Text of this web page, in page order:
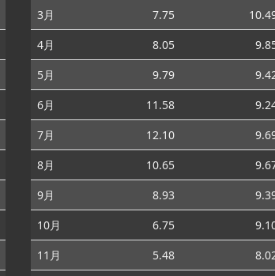
3月
7.75
4月
8.05
5月
9.79
6月
11.58
7月
12.10
8月
10.65
9月
8.93
10月
6.75
11月
5.48